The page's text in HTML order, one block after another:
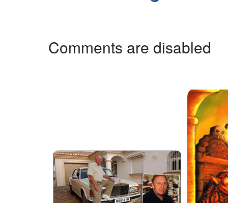
Comments are disabled